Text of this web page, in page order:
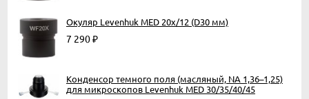
Окуляр Levenhuk MED 20x/12 (D30 мм)
7 290₽
Конденсор темного поля (масляный, NA 1,36–1,25)
для микроскопов Levenhuk MED 30/35/40/45